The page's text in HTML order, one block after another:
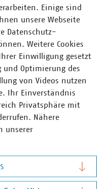
Position Paper / The
friendly digital
Einige sind
unsere Webseite
Datenschutz-
Weitere Cookies
Einwilligung gesetzt
und Optimierung des
von Videos nutzen
Ihr Einverständnis
Privatsphäre mit
Nähere
unserer